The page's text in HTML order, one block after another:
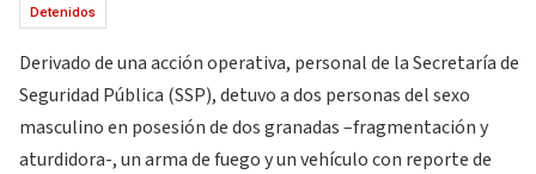
Detenidos
Derivado de una acción operativa, personal de la Secretaría de
Seguridad Pública (SSP), detuvo a dos personas del sexo
masculino en posesión de dos granadas –fragmentación y
aturdidora-, un arma de fuego y un vehículo con reporte de